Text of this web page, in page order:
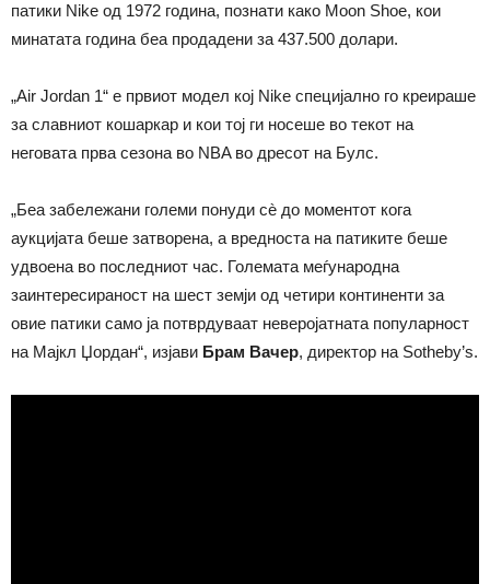
патики Nike од 1972 година, познати како Moon Shoe, кои
минатата година беа продадени за 437.500 долари.
„Air Jordan 1“ е првиот модел кој Nike специјално го креираше
за славниот кошаркар и кои тој ги носеше во текот на
неговата прва сезона во NBA во дресот на Булс.
„Беа забележани големи понуди сè до моментот кога
аукцијата беше затворена, а вредноста на патиките беше
удвоена во последниот час. Големата меѓународна
заинтересираност на шест земји од четири континенти за
овие патики само ја потврдуваат неверојатната популарност
на Мајкл Џордан“, изјави Брам Вачер, директор на Sotheby’s.